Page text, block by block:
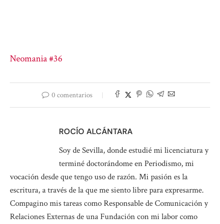
Neomania #36
0 comentarios
ROCÍO ALCÁNTARA
Soy de Sevilla, donde estudié mi licenciatura y
terminé doctorándome en Periodismo, mi
vocación desde que tengo uso de razón. Mi pasión es la
escritura, a través de la que me siento libre para expresarme.
Compagino mis tareas como Responsable de Comunicación y
Relaciones Externas de una Fundación con mi labor como